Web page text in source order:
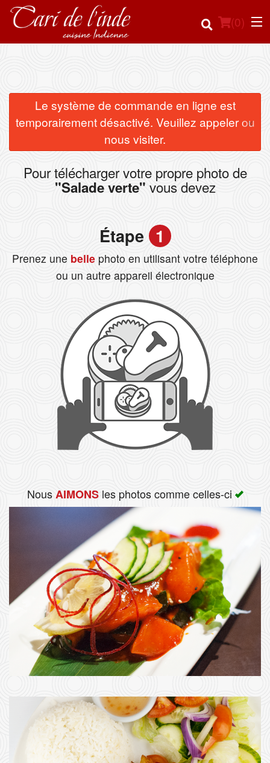
(0)
Commander en ligne
Emplacement
Connection
Le système de commande en ligne est
temporairement désactivé. Veuillez appeler ou
nous visiter.
×
Pour télécharger votre propre photo de
"Salade verte" vous devez
Étape 1
Prenez une belle photo en utilisant votre téléphone
ou un autre appareil électronique
NousAIMONSles photos comme celles-ci